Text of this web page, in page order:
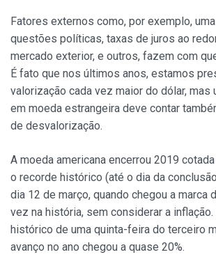
Fatores externos como, por exemplo,
questões políticas, taxas de juros ao
mercado exterior, e outros, fazem com
É fato que nos últimos anos, estamos
valorização cada vez maior do dólar, mas
em moeda estrangeira deve contar
de desvalorização.
A moeda americana encerrou 2019
o recorde histórico (até o dia da
dia 12 de março, quando chegou a marca
vez na história, sem considerar a
histórico de uma quinta-feira do terceiro
avanço no ano chegou a quase 20%.